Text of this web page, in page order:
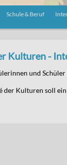
Schule & Beruf
Kulturen -
und
der Kulturen soll